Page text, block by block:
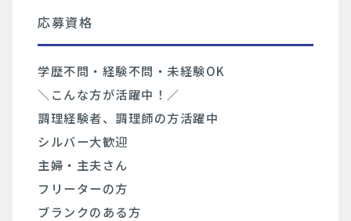
応募資格
学歴不問・経験不問・未経験OK
＼こんな方が活躍中！／
調理経験者、調理師の方活躍中
シルバー大歓迎
主婦・主夫さん
フリーターの方
ブランクのある方